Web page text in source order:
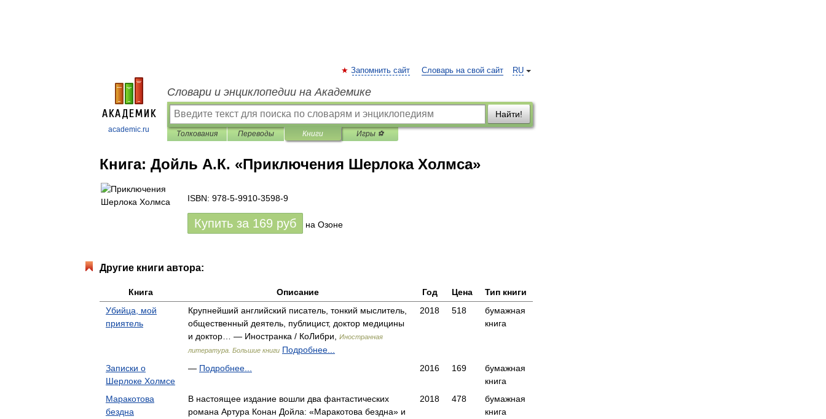
academic.ru
RU
Запомнить сайт Словарь на свой сайт
Словари и энциклопедии на Академике
Найти!
Толкования Переводы Книги Игры ⚽
Книга: Дойль А.К. «Приключения Шерлока Холмса»
ISBN: 978-5-9910-3598-9
Купить за 169 руб на Озоне
Другие книги автора:
Книга Описание Год Цена
Тип книги
Убийца, мой
приятель
Крупнейший английский писатель, тонкий мыслитель,
общественный деятель, публицист, доктор медицины
и доктор… — Иностранка / КоЛибри,
Иностранная
литература. Большие книги Подробнее...
2018 518
бумажная
книга
Записки о
Шерлоке Холмсе
— Подробнее... 2016 169
бумажная
книга
Маракотова
бездна
В настоящее издание вошли два фантастических
романа Артура Конан Дойла: «Маракотова бездна» и
2018 478
бумажная
книга